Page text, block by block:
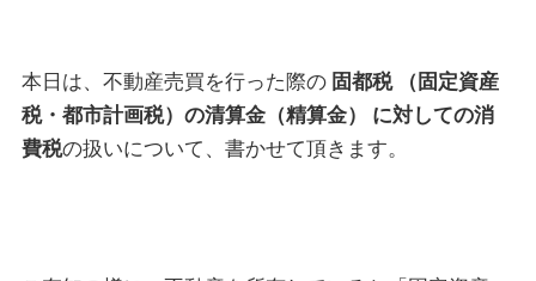
本日は、不動産売買を行った際の 固都税 （固定資産
税・都市計画税）の清算金（精算金） に対しての消
費税の扱いについて、書かせて頂きます。